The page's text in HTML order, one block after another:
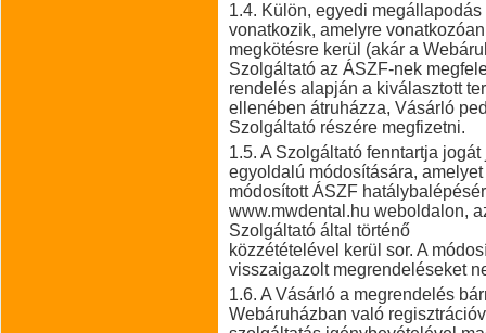
1.4. Külön, egyedi
vonatkozik, amelyre
megkötésre kerül (akár a
Szolgáltató az ÁSZF-nek
rendelés alapján a kiválasztott
ellenében átruházza, Vásárló
Szolgáltató részére megfizetni.
1.5. A Szolgáltató fenntartja
egyoldalú módosítására,
módosított ÁSZF
www.mwdental.hu weboldalon,
Szolgáltató által történő
közzétételével kerül sor. A
visszaigazolt megrendeléseket
1.6. A Vásárló a megrendelés
Webáruházban való